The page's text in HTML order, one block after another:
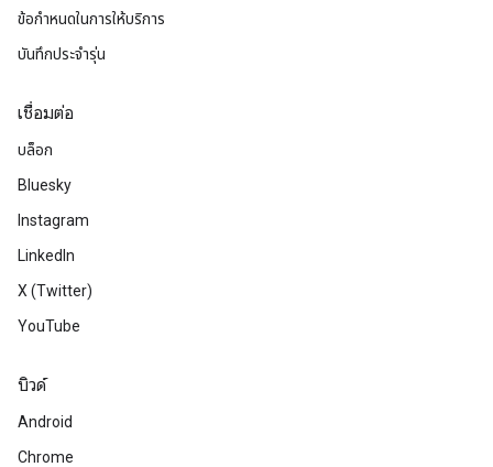
ข้อกำหนดในการให้บริการ
บันทึกประจำรุ่น
เชื่อมต่อ
บล็อก
Bluesky
Instagram
LinkedIn
X (Twitter)
YouTube
บิวด์
Android
Chrome